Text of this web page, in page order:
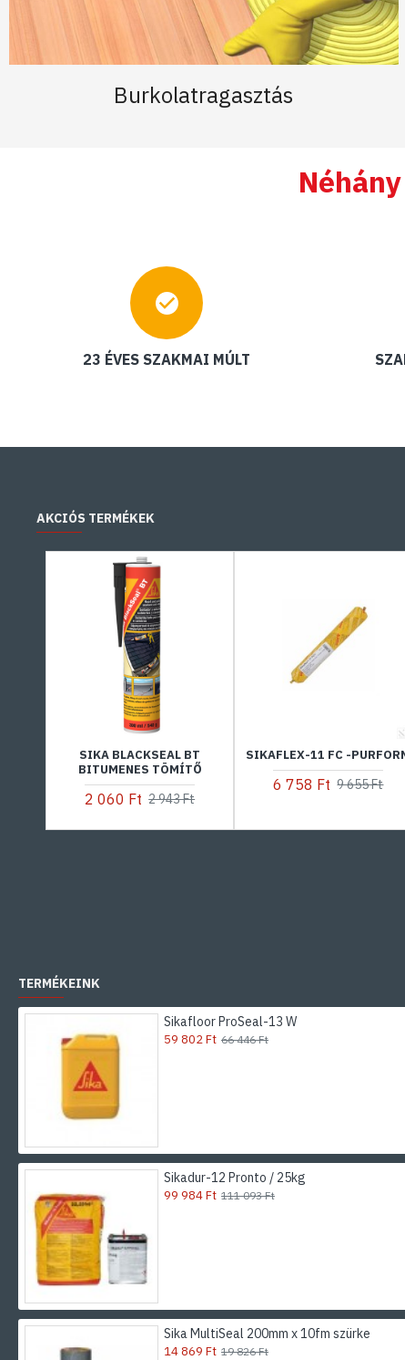
Burkolatragasztás
23 ÉVES SZAKMAI MÚLT
AKCIÓS TERMÉKEK
SIKA BLACKSEAL BT
BITUMENES TÖMÍTŐ
2 060 Ft 2 943 Ft
SIKAFLEX-11 FC -
6 758 Ft 9 655 Ft
TERMÉKEINK
Sikafloor ProSeal-13 W
59 802 Ft 66 446 Ft
Sikadur-12 Pronto / 25kg
99 984 Ft 111 093 Ft
Sika MultiSeal 200mm x 10fm szürke
14 869 Ft 19 826 Ft